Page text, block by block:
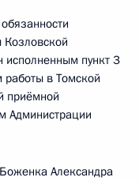
Козловской
исполненным пункт 3
работы в Томской
приёмной
Администрации
Александра